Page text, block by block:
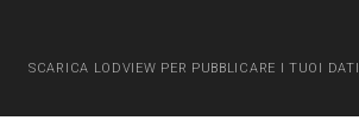
SCARICA LODVIEW PER PUBBLICARE I TUOI DATI